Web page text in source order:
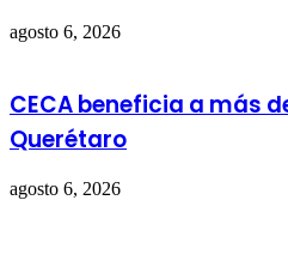
agosto 6, 2026
CECA beneficia a más
Querétaro
agosto 6, 2026